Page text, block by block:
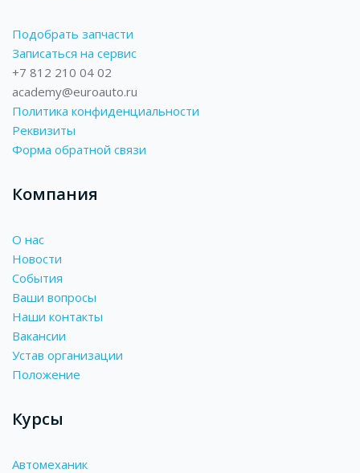
Подобрать запчасти
Записаться на сервис
+7 812 210 04 02
academy@euroauto.ru
Политика конфиденциальности
Реквизиты
Форма обратной связи
Компания
О нас
Новости
События
Ваши вопросы
Наши контакты
Вакансии
Устав организации
Положение
Курсы
Автомеханик